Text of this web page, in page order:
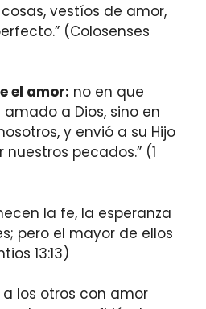
vestíos de amor,
(Colosenses
el amor: no en que
a Dios, sino en
y envió a su Hijo
pecados.” (1
la fe, la esperanza
pero el mayor de ellos
13:13)
a los otros con amor